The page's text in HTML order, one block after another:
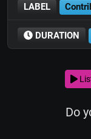
LABEL
DURATION
Do